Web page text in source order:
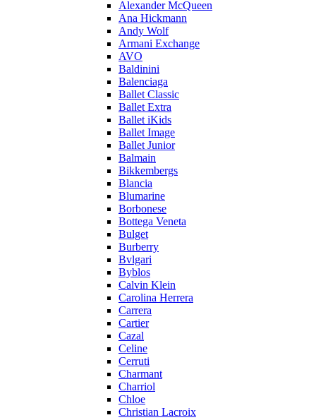
Alexander McQueen
Ana Hickmann
Andy Wolf
Armani Exchange
AVO
Baldinini
Balenciaga
Ballet Classic
Ballet Extra
Ballet iKids
Ballet Image
Ballet Junior
Balmain
Bikkembergs
Blancia
Blumarine
Borbonese
Bottega Veneta
Bulget
Burberry
Bvlgari
Byblos
Calvin Klein
Carolina Herrera
Carrera
Cartier
Cazal
Celine
Cerruti
Charmant
Charriol
Chloe
Christian Lacroix